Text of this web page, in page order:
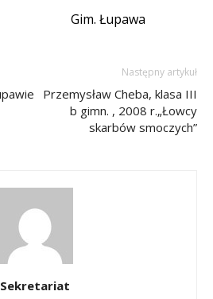
Gim. Łupawa
Następny artykuł
Przemysław Cheba, klasa III
b gimn. , 2008 r.„Łowcy
skarbów smoczych”
Sekretariat